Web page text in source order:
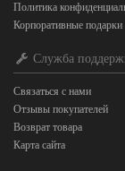
Политика
Корпоративные подарки
Служба
Связаться с нами
Отзывы покупателей
Возврат товара
Карта сайта